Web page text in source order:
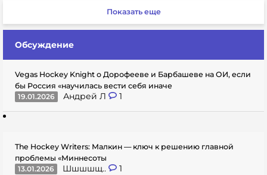
Показать еще
Обсуждение
Vegas Hockey Knight о Дорофееве и Барбашеве на ОИ, если
бы Россия «научилась вести себя иначе
19.01.2026
Андрей Л 1
The Hockey Writers: Малкин — ключ к решению главной
проблемы «Миннесоты
13.01.2026
Шшшшщ.. 1